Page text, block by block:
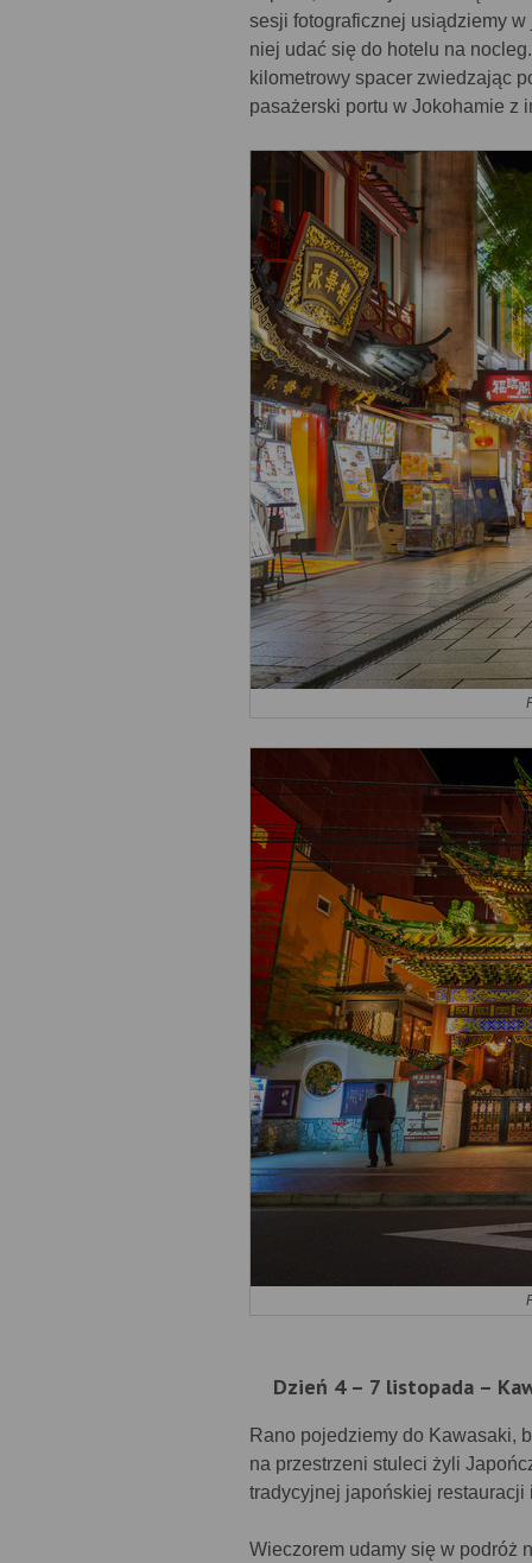
sesji fotograficznej usiądziemy
niej udać się do hotelu na
kilometrowy spacer zwiedzając
pasażerski portu w Jokohamie z
Dzień 4 – 7 listopada –
Rano pojedziemy do Kawasaki,
na przestrzeni stuleci żyli
tradycyjnej japońskiej restauracji
Wieczorem udamy się w podróż